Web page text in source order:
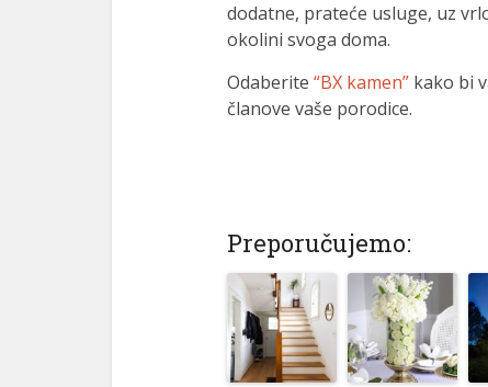
dodatne, prateće usluge, uz
okolini svoga doma.
Odaberite “BX kamen” kako bi
članove vaše porodice.
Preporučujemo: